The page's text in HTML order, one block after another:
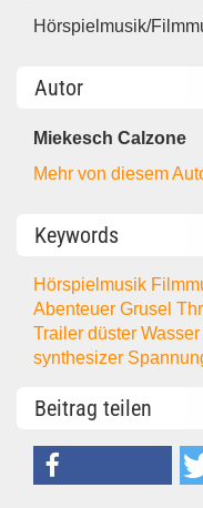
Hörspielmusik/
Autor
Miekesch Calzone
Mehr von diesem
Keywords
Hörspielmusik
AbenteuerGrusel
TrailerdüsterWasser
synthesizer
Beitrag teilen